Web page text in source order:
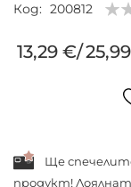
Код 200812
13,29 €/
Ще
продукт!